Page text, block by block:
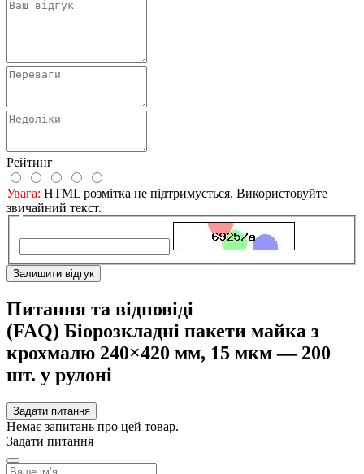
Рейтинг
Увага: HTML розмітка не підтримується. Використовуйте
звичайний текст.
Залишити відгук
Питання та відповіді
(FAQ) Біорозкладні пакети майка з
крохмалю 240×420 мм, 15 мкм — 200
шт. у рулоні
Задати питання
Немає запитань про цей товар.
Задати питання